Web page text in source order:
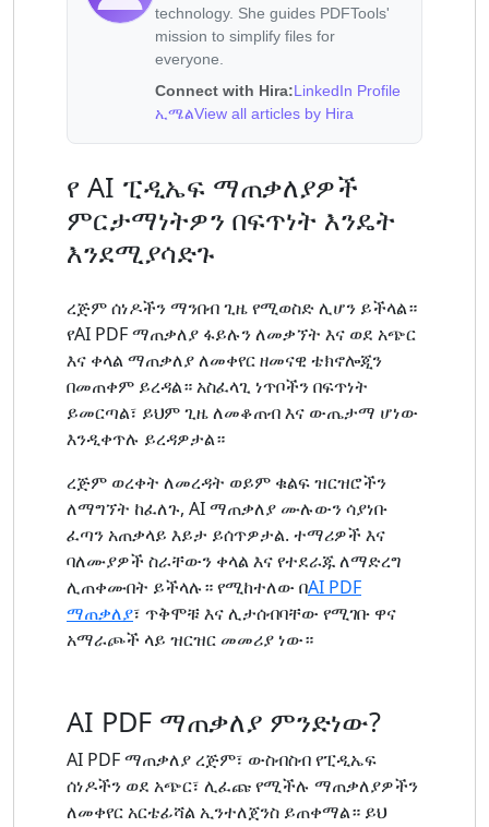
technology. She guides PDFTools'
mission to simplify files for
everyone.
Connect with Hira:LinkedIn Profile
ኢሜልView all articles by Hira
የ AI ፒዲኤፍ ማጠቃለያዎች
ምርታማነትዎን በፍጥነት እንዴት
እንደሚያሳድጉ
ረጅም ሰነዶችን ማንበብ ጊዜ የሚወስድ ሊሆን ይችላል።
የAI PDF ማጠቃለያ ፋይሉን ለመቃኘት እና ወደ አጭር
እና ቀላል ማጠቃለያ ለመቀየር ዘመናዊ ቴክኖሎጂን
በመጠቀም ይረዳል። አስፈላጊ ነጥቦችን በፍጥነት
ይመርጣል፣ ይህም ጊዜ ለመቆጠብ እና ውጤታማ ሆነው
እንዲቀጥሉ ይረዳዎታል።
ረጅም ወረቀት ለመረዳት ወይም ቁልፍ ዝርዝሮችን
ለማግኘት ከፈለጉ, AI ማጠቃለያ ሙሉውን ሳያነቡ
ፈጣን አጠቃላይ እይታ ይሰጥዎታል. ተማሪዎች እና
ባለሙያዎች ስራቸውን ቀላል እና የተደራጁ ለማድረግ
ሊጠቀሙበት ይችላሉ። የሚከተለው በAI PDF
ማጠቃለያ፣ ጥቅሞቹ እና ሊታሰብባቸው የሚገቡ ዋና
አማራጮች ላይ ዝርዝር መመሪያ ነው።
AI PDF ማጠቃለያ ምንድነው?
AI PDF ማጠቃለያ ረጅም፣ ውስብስብ የፒዲኤፍ
ሰነዶችን ወደ አጭር፣ ሊፈጩ የሚችሉ ማጠቃለያዎችን
ለመቀየር አርቴፊሻል ኢንተለጀንስ ይጠቀማል። ይህ